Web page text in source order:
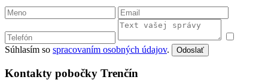
Súhlasím so spracovaním osobných údajov. Odoslať
Kontakty pobočky Trenčín